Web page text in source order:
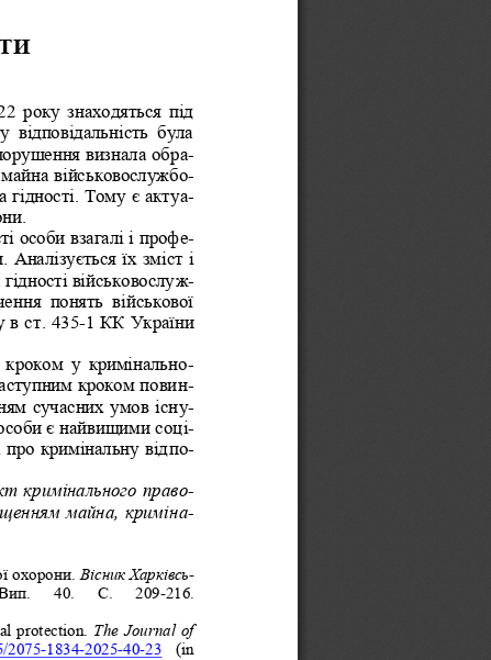
року  знаходяться  під
була
визнала обра-
військовослужбо-
гідності. Тому є актуа-
особи взагалі і профе-
Аналізується їх зміст і
військовослуж-
понять  військової
в ст. 435-1 КК України
кроком  у  кримінально-
кроком повин-
сучасних умов існу-
особи є найвищими соці-
кримінальну відпо-
кримінального право-
майна, криміна-
охорони Вісник Харківсь-
40 .   С. 209-216
protection The  Journal  of
2075-1834-2025-40-23
(in